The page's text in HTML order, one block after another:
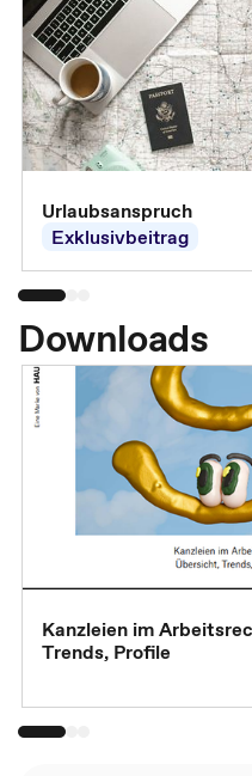
Urlaubsanspruch
Exklusivbeitrag
Downloads
Kanzleien im
Trends, Profile